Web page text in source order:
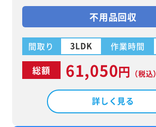
不用品回収
間取り 3LDK 作業時間
総額 61,050円 （税込）
詳しく見る